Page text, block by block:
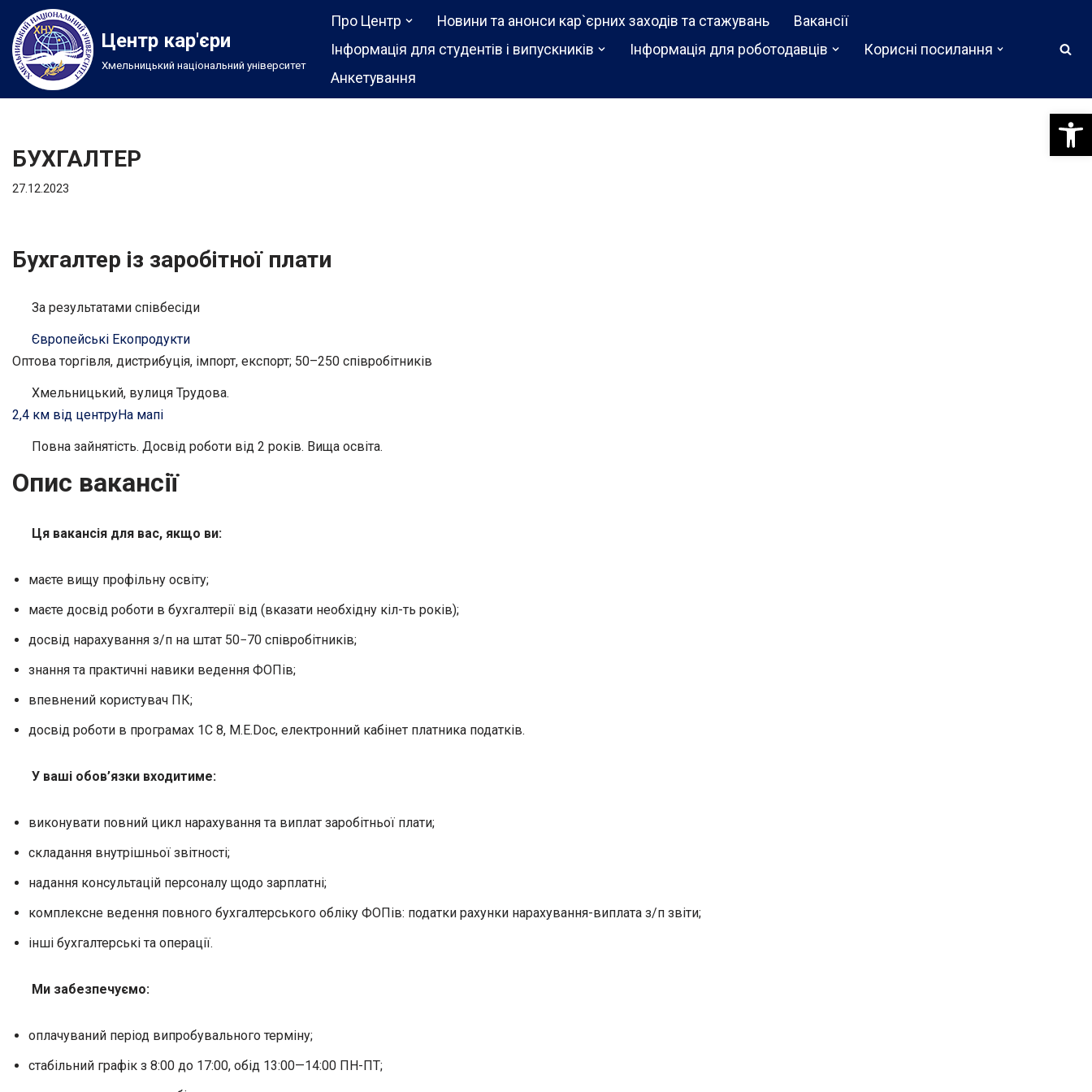
Перейти
до
вмісту
Центр кар'єри
Хмельницький національний університет
Про Центр Новини та анонси кар`єрних заходів та стажувань
Вакансії
Інформація для студентів і випускників
Інформація для роботодавців
Корисні посилання
Анкетування
БУХГАЛТЕР
27.12.2023
Бухгалтер із заробітної плати
За результатами співбесіди
Європейські Екопродукти
Оптова торгівля, дистрибуція, імпорт, експорт; 50–250 співробітників
Хмельницький, вулиця Трудова.
2,4 км від центруНа мапі
Повна зайнятість. Досвід роботи від 2 років. Вища освіта.
Опис вакансії
Ця вакансія для вас, якщо ви:
маєте вищу профільну освіту;
маєте досвід роботи в бухгалтерії від (вказати необхідну кіл-ть років);
досвід нарахування з/п на штат 50−70 співробітників;
знання та практичні навики ведення ФОПів;
впевнений користувач ПК;
досвід роботи в програмах 1С 8, M.Е.Doc, електронний кабінет платника податків.
У ваші обов’язки входитиме:
виконувати повний цикл нарахування та виплат заробітньої плати;
складання внутрішньої звітності;
надання консультацій персоналу щодо зарплатні;
комплексне ведення повного бухгалтерського обліку ФОПів: податки рахунки нарахування-виплата з/п звіти;
інші бухгалтерські та операції.
Ми забезпечуємо:
оплачуваний період випробувального терміну;
стабільний графік з 8:00 до 17:00, обід 13:00—14:00 ПН-ПТ;